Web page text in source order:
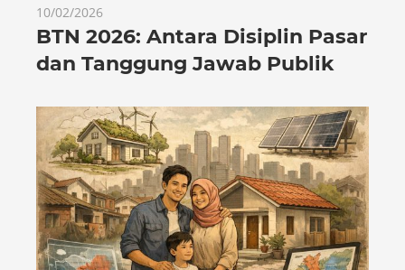
10/02/2026
BTN 2026: Antara Disiplin Pasar
dan Tanggung Jawab Publik